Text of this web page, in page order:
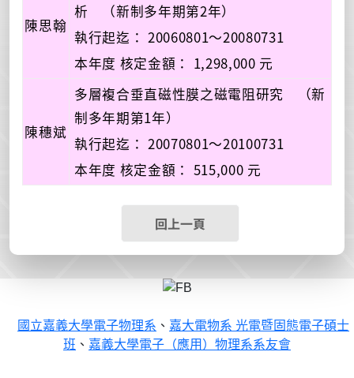
陳思翰
析 （新制多年期第2年）
執行起迄： 20060801～20080731
本年度 核定金額： 1,298,000 元
陳穗斌
多層複合垂直磁性膜之磁電阻研究 （新
制多年期第1年）
執行起迄： 20070801～20100731
本年度 核定金額： 515,000 元
回上一頁
國立嘉義大學電子物理系 、 嘉大電物系 光電暨固態電子碩士
班 、 嘉義大學電子（應用）物理系系友會